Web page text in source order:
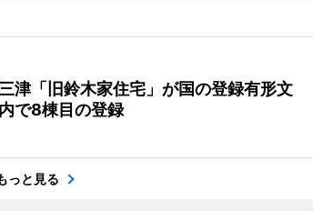
津「旧鈴木家住宅」が国の登録有形文
で8棟目の登録
っと見る